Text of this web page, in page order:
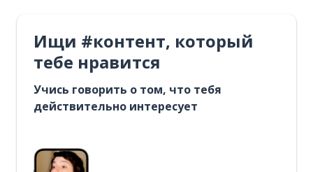
Ищи #контент, который
тебе нравится
Учись говорить о том, что тебя
действительно интересует